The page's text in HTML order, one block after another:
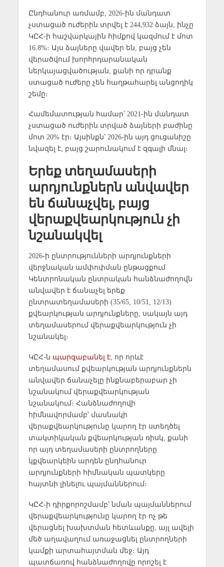
Ընդհանուր առմամբ, 2026-ին մանդատ
չստացած ուժերին տրվել է 244,932 ձայն, ինչը
ԿԸՀ-ի հաշվարկային հիմքով կազմում է մոտ
16.8%։ Այս ձայները վավեր են, բայց չեն
վերածվում խորհրդարանական
ներկայացվածության, քանի որ դրանք
ստացած ուժերը չեն հաղթահարել անցողիկ
շեմը։
Համեմատության համար՝ 2021-ին մանդատ
չստացած ուժերին տրված ձայների բաժինը
մոտ 20% էր։ Այսինքն՝ 2026-ին այդ ցուցանիշը
նվազել է, բայց շարունակում է զգալի մնալ։
Երեք տեղամասերի
արդյունքներն անվավեր
են ճանաչվել, բայց
վերաքվեարկություն չի
նշանակվել
2026-ի ընտրությունների արդյունքների
վերջնական ամփոփման ընթացքում
Կենտրոնական ընտրական հանձնաժողովն
անվավեր է ճանաչել երեք
ընտրատեղամասերի (35/65, 10/51, 12/13)
քվեարկության արդյունքները, սակայն այդ
տեղամասերում վերաքվեարկություն չի
նշանակել։
ԿԸՀ-ն պարզաբանել է, որ որևէ
տեղամասում քվեարկության արդյունքներն
անվավեր ճանաչելը ինքնաբերաբար չի
նշանակում վերաքվեարկության
նշանակում։ Հանձնաժողովի
հիմնավորմամբ՝ մասնակի
վերաքվեարկությունը կարող էր ստեղծել
տակտիկական քվեարկության ռիսկ, քանի
որ այդ տեղամասերի ընտրողները
կքվեարկեին արդեն ընդհանուր
արդյունքների հիմնական պատկերը
հայտնի լինելու պայմաններում։
ԿԸՀ-ի դիրքորոշմամբ՝ նման պայմաններում
վերաքվեարկությունը կարող էր ոչ թե
վերացնել խախտման հետևանքը, այլ ավելի
մեծ աղավաղում առաջացնել ընտրողների
կամքի արտահայտման մեջ։ Այդ
պատճառով հանձնաժողովը որոշել է